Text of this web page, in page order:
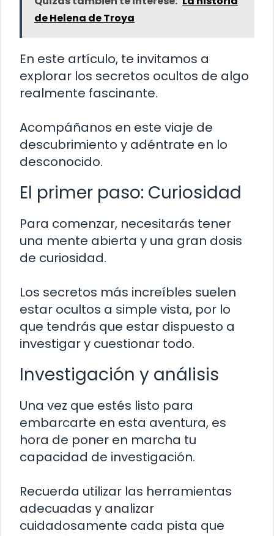
de Helena de Troya
En este artículo, te invitamos a
explorar los secretos ocultos de algo
realmente fascinante.
Acompáñanos en este viaje de
descubrimiento y adéntrate en lo
desconocido.
El primer paso: Curiosidad
Para comenzar, necesitarás tener
una mente abierta y una gran dosis
de curiosidad.
Los secretos más increíbles suelen
estar ocultos a simple vista, por lo
que tendrás que estar dispuesto a
investigar y cuestionar todo.
Investigación y análisis
Una vez que estés listo para
embarcarte en esta aventura, es
hora de poner en marcha tu
capacidad de investigación.
Recuerda utilizar las herramientas
adecuadas y analizar
cuidadosamente cada pista que